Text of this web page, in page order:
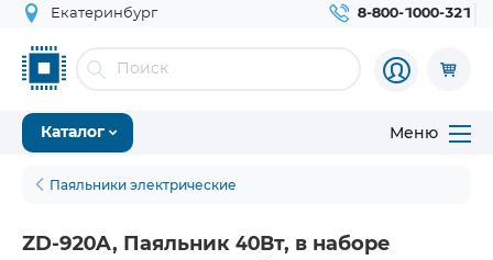
Екатеринбург 8-800-1000-321
Каталог Меню
Паяльники электрические
ZD-920A, Паяльник 40Вт, в наборе